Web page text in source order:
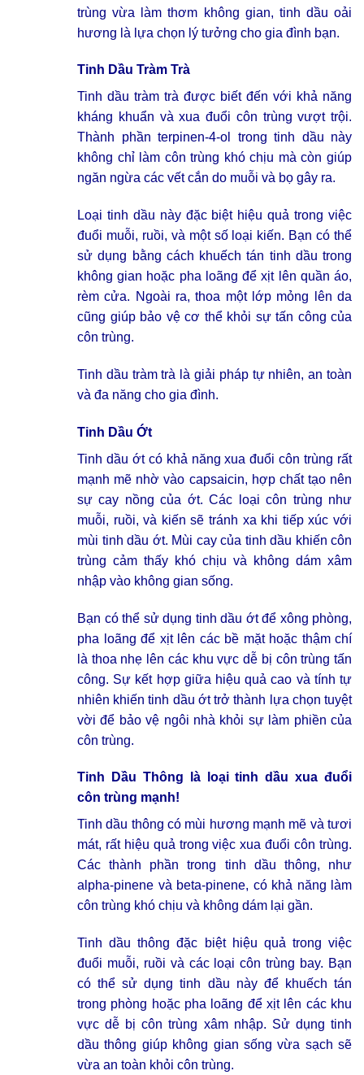
trùng vừa làm thơm không gian, tinh dầu oải
hương là lựa chọn lý tưởng cho gia đình bạn.
Tinh Dầu Tràm Trà
Tinh dầu tràm trà được biết đến với khả năng
kháng khuẩn và xua đuổi côn trùng vượt trội.
Thành phần terpinen-4-ol trong tinh dầu này
không chỉ làm côn trùng khó chịu mà còn giúp
ngăn ngừa các vết cắn do muỗi và bọ gây ra.
Loại tinh dầu này đặc biệt hiệu quả trong việc
đuổi muỗi, ruồi, và một số loại kiến. Bạn có thể
sử dụng bằng cách khuếch tán tinh dầu trong
không gian hoặc pha loãng để xịt lên quần áo,
rèm cửa. Ngoài ra, thoa một lớp mỏng lên da
cũng giúp bảo vệ cơ thể khỏi sự tấn công của
côn trùng.
Tinh dầu tràm trà là giải pháp tự nhiên, an toàn
và đa năng cho gia đình.
Tinh Dầu Ớt
Tinh dầu ớt có khả năng xua đuổi côn trùng rất
mạnh mẽ nhờ vào capsaicin, hợp chất tạo nên
sự cay nồng của ớt. Các loại côn trùng như
muỗi, ruồi, và kiến sẽ tránh xa khi tiếp xúc với
mùi tinh dầu ớt. Mùi cay của tinh dầu khiến côn
trùng cảm thấy khó chịu và không dám xâm
nhập vào không gian sống.
Bạn có thể sử dụng tinh dầu ớt để xông phòng,
pha loãng để xịt lên các bề mặt hoặc thậm chí
là thoa nhẹ lên các khu vực dễ bị côn trùng tấn
công. Sự kết hợp giữa hiệu quả cao và tính tự
nhiên khiến tinh dầu ớt trở thành lựa chọn tuyệt
vời để bảo vệ ngôi nhà khỏi sự làm phiền của
côn trùng.
Tinh Dầu Thông là loạitinh dầu xua đuổi
côn trùng mạnh!
Tinh dầu thông có mùi hương mạnh mẽ và tươi
mát, rất hiệu quả trong việc xua đuổi côn trùng.
Các thành phần trong tinh dầu thông, như
alpha-pinene và beta-pinene, có khả năng làm
côn trùng khó chịu và không dám lại gần.
Tinh dầu thông đặc biệt hiệu quả trong việc
đuổi muỗi, ruồi và các loại côn trùng bay. Bạn
có thể sử dụng tinh dầu này để khuếch tán
trong phòng hoặc pha loãng để xịt lên các khu
vực dễ bị côn trùng xâm nhập. Sử dụng tinh
dầu thông giúp không gian sống vừa sạch sẽ
vừa an toàn khỏi côn trùng.